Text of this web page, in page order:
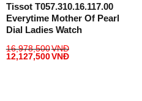
Tissot T057.310.16.117.00
Everytime Mother Of Pearl
Dial Ladies Watch
16,978,500VNĐ
12,127,500VNĐ